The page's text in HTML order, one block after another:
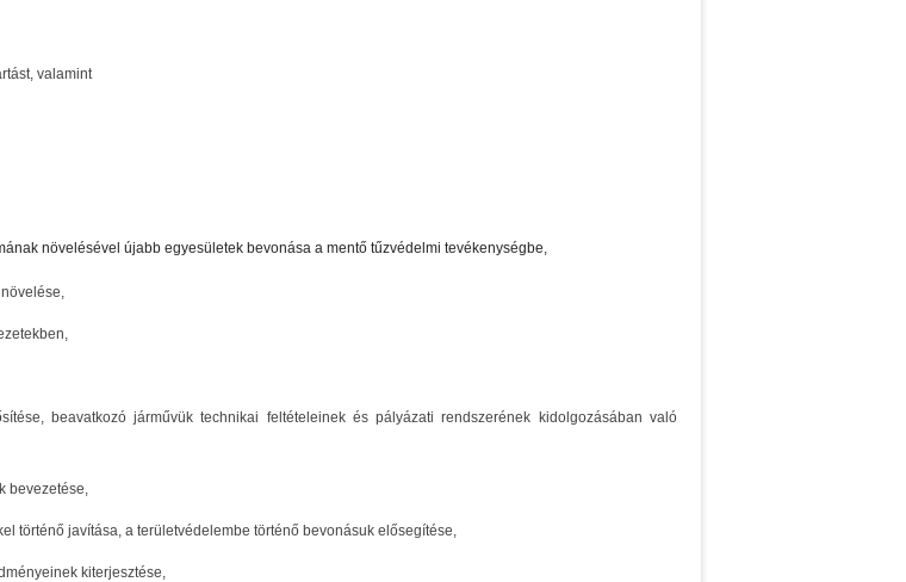
valamint
növelésével újabb egyesületek bevonása a mentő tűzvédelmi tevékenységbe,
beavatkozó járművük technikai feltételeinek és pályázati rendszerének kidolgozásában való
bevezetése,
történő javítása, a területvédelembe történő bevonásuk elősegítése,
kiterjesztése,